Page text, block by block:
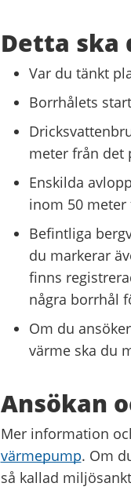
Detta ska
Var du tänkt
Borrhålets
meter från det
Enskilda
inom 50
Befintliga
du markerar
finns
några borrhål
Om du
värme ska du
Ansökan
Mer information
värmepump. Om
så kallad